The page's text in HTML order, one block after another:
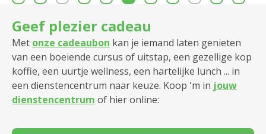
Geef plezier cadeau
Met onze cadeaubon kan je iemand laten genieten
van een boeiende cursus of uitstap, een gezellige kop
koffie, een uurtje wellness, een hartelijke lunch ... in
een dienstencentrum naar keuze. Koop 'm in jouw
dienstencentrum of hier online: